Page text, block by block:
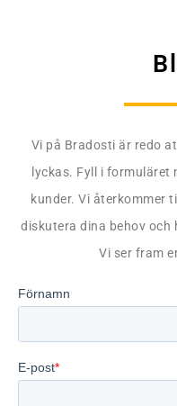
Vi på Bradosti är redo
lyckas. Fyll i formuläret
kunder. Vi återkommer
diskutera dina behov och
Vi ser fram